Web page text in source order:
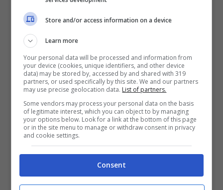
Mercedes, che non si sono mai viste.
Sainz, ecco le sue parole
dopo la fine della gara
Al termine della gara,Carlos Sainz ha
ammesso con amarezza che la Ferrari non
valeva una posizione della sesta , in
un’intervista concessa a “
spagnolo ha ricordato come laFerraridi
quest’anno vada in grande difficoltà su
Store and/or access information on a device
Learn more
Your personal data will be processed and information from
your device (cookies, unique identifiers, and other device
data) may be stored by, accessed by and shared with 319
partners, or used specifically by this site. We and our partners
may use precise geolocation data. List of partners.
Some vendors may process your personal data on the basis
of legitimate interest, which you can object to by managing
your options below. Look for a link at the bottom of this page
or in the site menu to manage or withdraw consent in privacy
and cookie settings.
Consent